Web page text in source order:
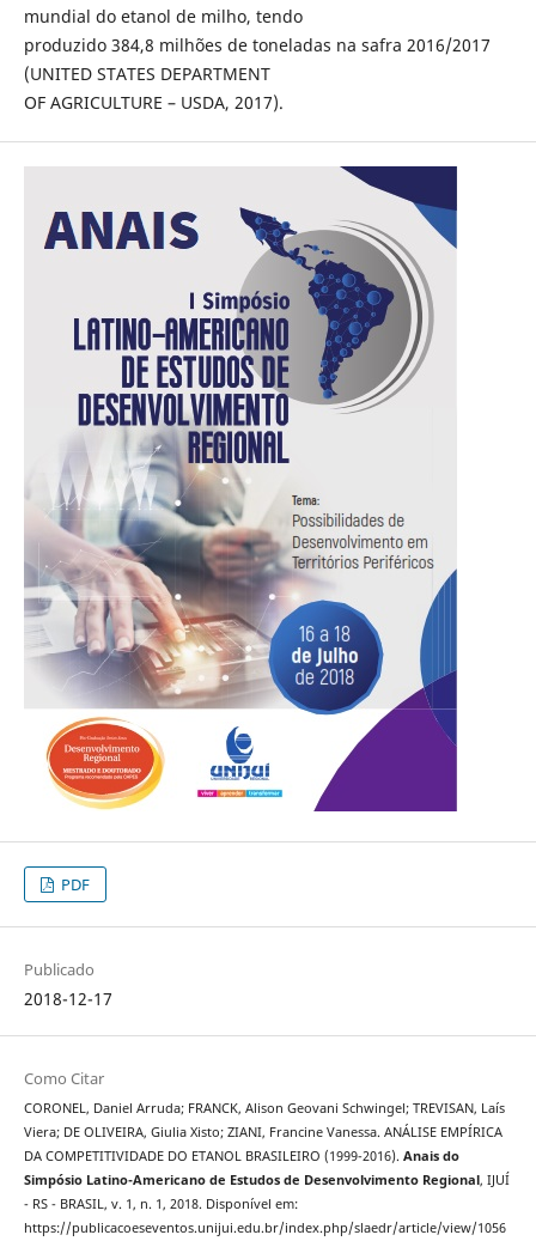
mundial do etanol de milho, tendo
produzido 384,8 milhões de toneladas na safra 2016/2017
(UNITED STATES DEPARTMENT
OF AGRICULTURE – USDA, 2017).
PDF
Publicado
2018-12-17
Como Citar
CORONEL, Daniel Arruda; FRANCK, Alison Geovani Schwingel; TREVISAN, Laís
Viera; DE OLIVEIRA, Giulia Xisto; ZIANI, Francine Vanessa. ANÁLISE EMPÍRICA
DA COMPETITIVIDADE DO ETANOL BRASILEIRO (1999-2016). Anais do
Simpósio Latino-Americano de Estudos de Desenvolvimento Regional, IJUÍ
- RS - BRASIL, v. 1, n. 1, 2018. Disponível em:
https://publicacoeseventos.unijui.edu.br/index.php/slaedr/article/view/1056